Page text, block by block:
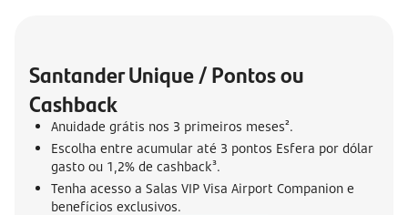
Santander Unique / Pontos ou
Cashback
Anuidade grátis nos 3 primeiros meses².
Escolha entre acumular até 3 pontos Esfera por dólar
gasto ou 1,2% de cashback³.
Tenha acesso a Salas VIP Visa Airport Companion e
benefícios exclusivos.